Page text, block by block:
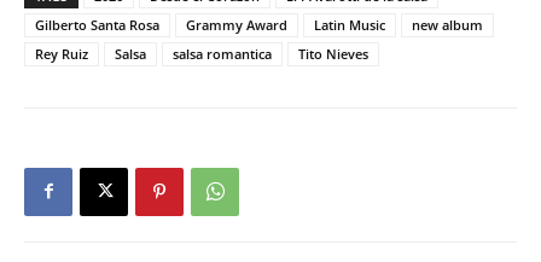
Gilberto Santa Rosa
Grammy Award Latin Music
new album
Rey Ruiz
Salsa salsa romantica Tito Nieves